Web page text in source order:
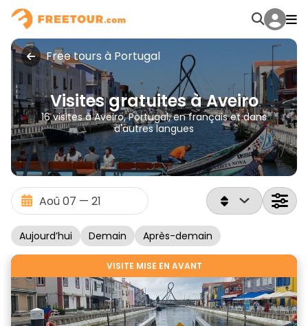
Free tours à Portugal
Visites gratuites à Aveiro
16 visites à Aveiro, Portugal, en français et dans
d'autres langues
Aujourd’hui Demain Après-demain
VISITE MISE EN AVANT